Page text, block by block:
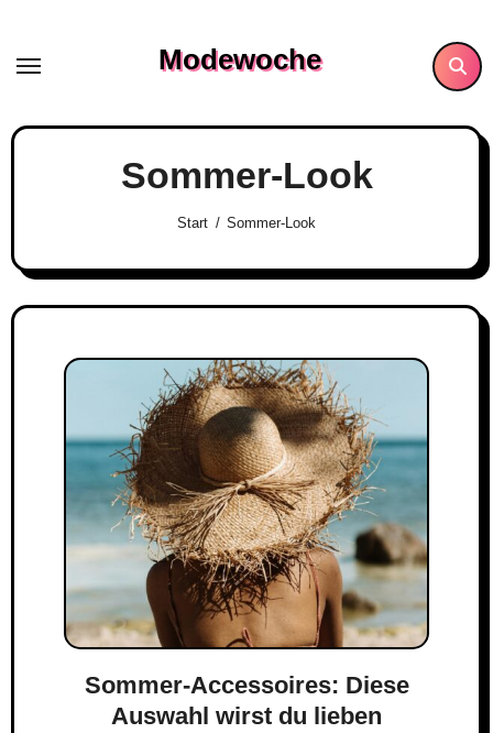
content
Modewoche
Sommer-Look
Start Sommer-Look
Sommer-Accessoires: Diese
Auswahl wirst du lieben